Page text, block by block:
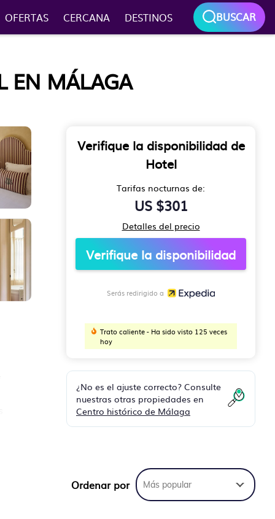
OFERTAS CERCANA DESTINOS BUSCAR
EN MÁLAGA
Verifique la disponibilidad de
Hotel
Tarifas nocturnas de:
US $301
Detalles del precio
Verifique la disponibilidad
Serás redirigido a
Trato caliente - Ha sido visto 125 veces
hoy
¿No es el ajuste correcto? Consulte
nuestras otras propiedades en
Centro histórico de Málaga
Ordenar por Más popular